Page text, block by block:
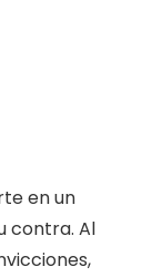
en un
contra. Al